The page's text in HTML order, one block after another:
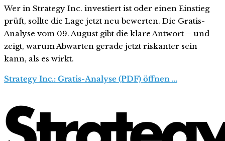
Wer in Strategy Inc. investiert ist oder einen Einstieg
prüft, sollte die Lage jetzt neu bewerten. Die Gratis-
Analyse vom 09. August gibt die klare Antwort – und
zeigt, warum Abwarten gerade jetzt riskanter sein
kann, als es wirkt.
Strategy Inc.: Gratis-Analyse (PDF) öffnen …